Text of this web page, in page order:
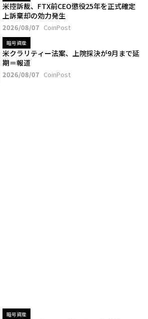
米控訴裁、FTX前CEO懲役25年を正式確定
上訴棄却の効力発生
2026/08/07 CoinPost
暗号資産
米クラリティー法案、上院採決が9月まで延
期＝報道
2026/08/07 CoinPost
暗号資産